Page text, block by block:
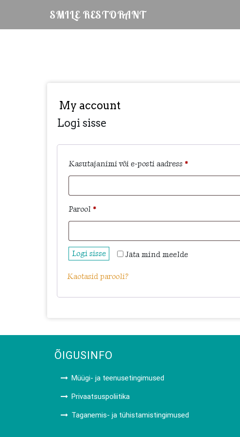
content
SMILE RESTORANT
My account
Logi sisse
Kasutajanimi või e-posti aadress *Nõutud
Parool *Nõutud
Jäta mind meelde
Logi sisse
Kaotasid parooli?
ÕIGUSINFO
Müügi- ja teenusetingimused
Privaatsuspoliitika
Taganemis- ja tühistamistingimused